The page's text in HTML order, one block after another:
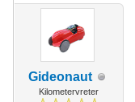
Gideonaut
Kilometervreter